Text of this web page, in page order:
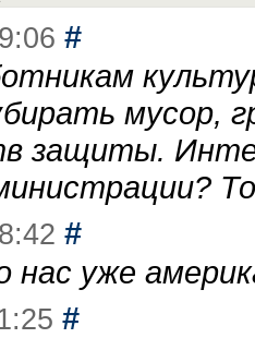
#
мусор,
защиты.
#
нас уже
#